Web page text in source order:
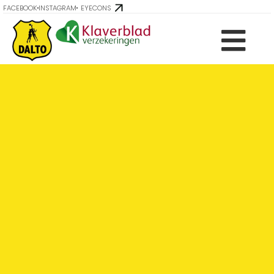
FACEBOOK INSTAGRAM EYECONS